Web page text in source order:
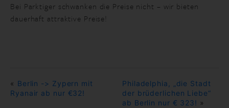
Bei Parktiger schwanken die Preise nicht – wir bieten
dauerhaft attraktive Preise!
« Berlin -> Zypern mit
Ryanair ab nur €32!
Philadelphia, „die Stadt
der brüderlichen Liebe“
ab Berlin nur € 323! »